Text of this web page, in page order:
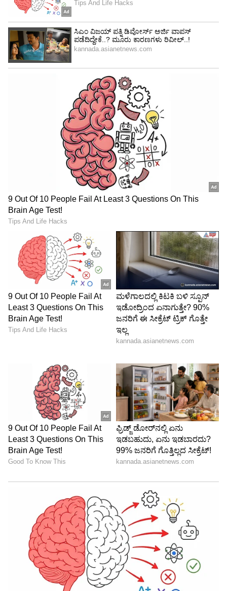
Image Credit :Getty
ರೀಲ್ಸ್ ಅತ್ಯುತ್ತಮ ಆಯ್ಕೆ
ಹೊಸ ಪ್ರೇಕ್ಷಕರನ್ನು ತಲುಪಲು ರೀಲ್ಸ್ ಅತ್ಯುತ್ತಮ ಆಯ್ಕೆ.
ಆದರೆ ಬ್ರ್ಯಾಂಡ್ ವಿಶ್ವಾಸ, ಎಂಗೇಜ್‌ಮೆಂಟ್ ಮತ್ತು ಮಾಹಿತಿ
ಹಂಚಿಕೊಳ್ಳಲು ಪೋಸ್ಟ್‌ಗಳು ಕೂಡ ಅಷ್ಟೇ ಮುಖ್ಯ. 2026ರಲ್ಲಿ
ಇನ್‌ಸ್ಟಾಗ್ರಾಂನಲ್ಲಿ ಯಶಸ್ಸು ಪಡೆಯಲು ರೀಲ್ಸ್, ಪೋಸ್ಟ್
ಮತ್ತು ಸ್ಟೋರಿಗಳ ಸಮತೋಲನವೇ ನಿಜವಾದ ಡಿಜಿಟಲ್
ಒನ್‌ಲೈನ್ ಸಮರಿ:
2026ರಲ್ಲಿ ಇನ್‌ಸ್ಟಾಗ್ರಾಂನಲ್ಲಿ ವೇಗವಾಗಿ ಬೆಳೆಯಲು ರೀಲ್ಸ್
ಹೆಚ್ಚು ರೀಚ್ ನೀಡಿದರೂ, ಪೋಸ್ಟ್ ಮತ್ತು ಸ್ಟೋರಿಗಳನ್ನು
ಸಮತೋಲನವಾಗಿ ಬಳಸಿದರೆ ಮಾತ್ರ ಉತ್ತಮ
ಎಂಗೇಜ್‌ಮೆಂಟ್ ಮತ್ತು ದೀರ್ಘಕಾಲದ ಗ್ರೋತ್ ಸಿಗುತ್ತದೆ.
LATEST VIDEOS
ABOUT THE AUTHOR
Sushma Hegde
ಸುವರ್ಣ ನ್ಯೂಸ್ ಸುದ್ದಿ ಮಾಧ್ಯಮದ ಡಿಜಿಟಲ್ ವಿಭಾಗದಲ್ಲಿ ಕಳೆದ
ಮೂರು ವರ್ಷಗಳಿಂದ ಕೆಲಸ ಮಾಡುತ್ತಿದ್ದೇನೆ. ದೃಶ್ಯ ಮಾಧ್ಯಮ,
ಡಿಜಿಟಲ್‌ ಮಾಧ್ಯಮದಲ್ಲಿ 5 ವರ್ಷ ಕೆಲಸ ಮಾಡಿದ ಅನುಭವವಿದೆ.
SDM ಉಜಿರೆಯಲ್ಲಿ ಪತ್ರಿಕೋದ್ಯಮದ ಸ್ನಾತಕೋತ್ತರ ಪದವಿ.
ಸುದ್ದಿಲೋಕದಲ್ಲಿ ರಾಜಕೀಯ, ದೇಶ, ಜ್ಯೋತಿಷ್ಯ, ಜೀವನಶೈಲಿ,
ವಾಣಿಜ್ಯ, ಕ್ರೈಂ ಸುದ್ದಿಗಳಲ್ಲಿ ಆಸಕ್ತಿ.
ಇನ್‌ಸ್ಟಾಗ್ರಾಂ ತಂತ್ರಜ್ಞಾನ ಗ್ಯಾಜೆಟ್‌ಗಳು
ಸ್ಮಾರ್ಟ್‌ಫೋನ್‌ಗಳುಮತ್ತು AI ನಿಂದ ಸೈಬರ್‌ ಭದ್ರತೆ
ಮತ್ತುವಿಜ್ಞಾನ ದ ಪ್ರಗತಿಯವರೆಗೆ ಇತ್ತೀಚಿನ ಟೆಕ್ನಾಲಜಿ
Technology News in Kannada) ಬಗ್ಗೆ
ನಿರಂತರವಾದ ಅಪ್‌ಡೇಟ್‌. ಡಿಜಿಟಲ್ ಟ್ರೆಂಡ್‌ಗಳ ಕುರಿತು
ತಜ್ಞರ ಮಾತುಗಳು, ವಿವರವಾದ ಮಾಹಿತಿ ಮತ್ತು ಬ್ರೇಕಿಂಗ್
ನ್ಯೂಸ್‌ ಸಿಗುವ ಏಕೈಕ ತಾಣ ಏಷ್ಯಾನೆಟ್‌ ಸುವರ್ಣ
ನ್ಯೂಸ್‌. ಹೊಸ ಗ್ಯಾಜೆಟ್‌ರಿಲೀಸ್‌ ಆಯ್ತಾ? ಹೊಸ